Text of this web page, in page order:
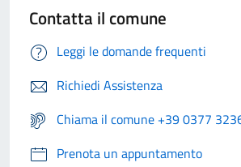
Contatta il comune
Leggi le domande frequenti
Richiedi Assistenza
Chiama il comune +39 0377
Prenota un appuntamento